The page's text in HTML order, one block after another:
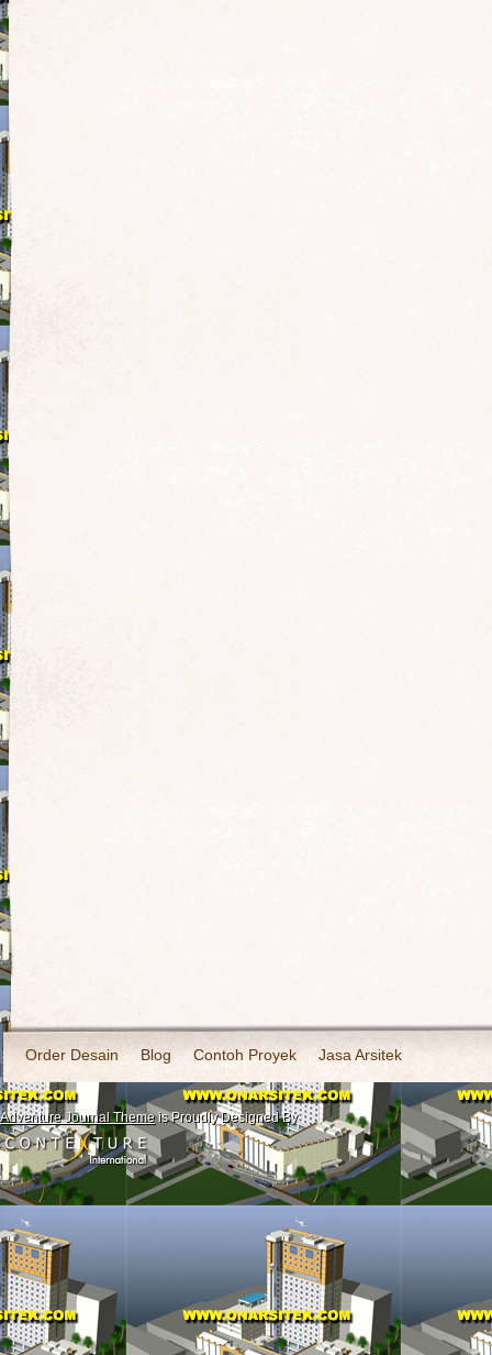
Order Desain Blog Contoh Proyek Jasa Arsitek
Adventure Journal Themeis Proudly Designed By